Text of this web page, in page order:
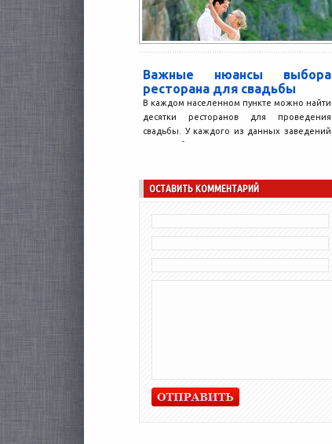
Важные нюансы выбора
ресторана для свадьбы
В каждом населенном пункте можно найти
десятки ресторанов для проведения
свадьбы. У каждого из данных заведений
свои особенности. Что же...
ОСТАВИТЬ КОММЕНТАРИЙ